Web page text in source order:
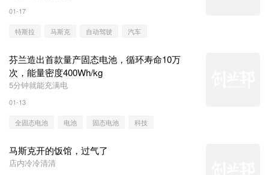
01-17
特斯拉 马斯克 自动驾驶 汽车
芬兰造出首款量产固态电池，循环寿命10万
次，能量密度400Wh/kg
5分钟就能充满电
01-13
全固态电池 电池 固态电池 科技
马斯克开的饭馆，过气了
店内冷冷清清